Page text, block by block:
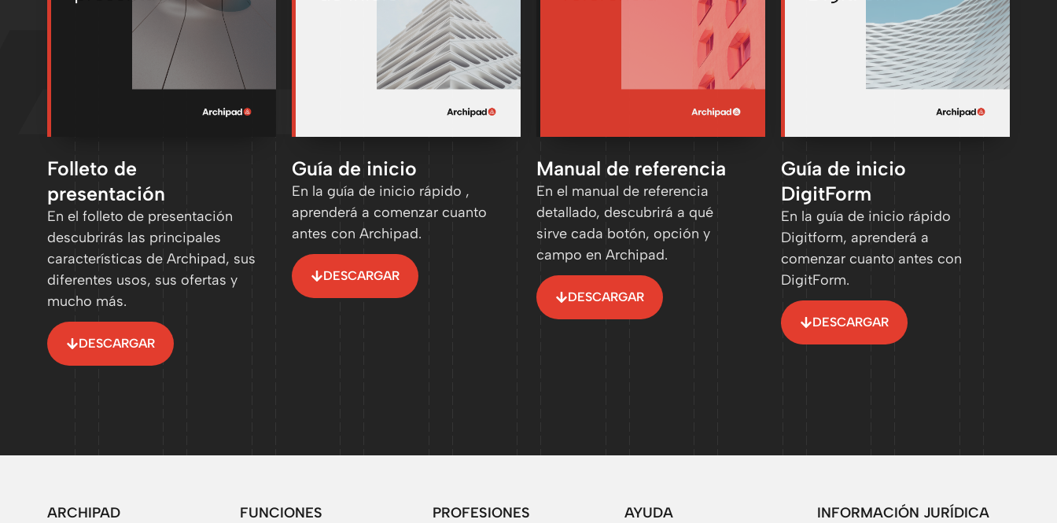
Folleto de
presentación
En el folleto de presentación
descubrirás las principales
características de Archipad, sus
diferentes usos, sus ofertas y
mucho más.
DESCARGAR
Guía de inicio
En la guía de inicio rápido ,
aprenderá a comenzar cuanto
antes con Archipad.
DESCARGAR
Manual de referencia
En el manual de referencia
detallado, descubrirá a qué
sirve cada botón, opción y
campo en Archipad.
DESCARGAR
Guía de inicio
DigitForm
En la guía de inicio rápido
Digitform, aprenderá a
comenzar cuanto antes con
DigitForm.
DESCARGAR
ARCHIPAD FUNCIONES PROFESIONES AYUDA INFORMACIÓN JURÍDICA